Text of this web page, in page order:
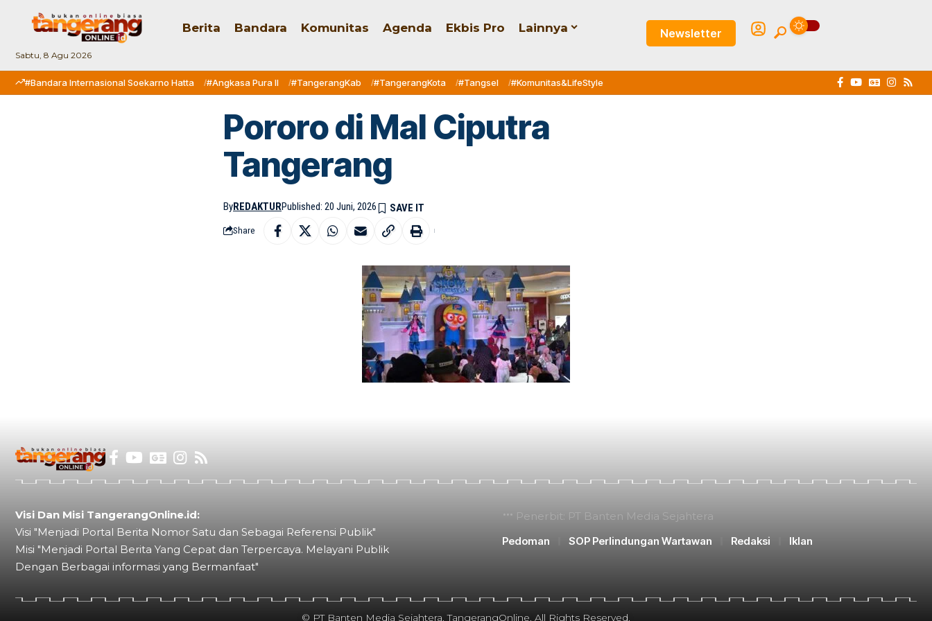
Sabtu, 8 Agu 2026
Berita Bandara Komunitas Agenda Ekbis Pro Lainnya Newsletter
#Bandara Internasional Soekarno Hatta #Angkasa Pura II #TangerangKab #TangerangKota #Tangsel #Komunitas&LifeStyle
Pororo di Mal Ciputra
Tangerang
ByREDAKTURPublished: 20 Juni, 2026
Share
Visi Dan Misi TangerangOnline.id:
Visi "Menjadi Portal Berita Nomor Satu dan Sebagai Referensi Publik"
Misi "Menjadi Portal Berita Yang Cepat dan Terpercaya. Melayani Publik
Dengan Berbagai informasi yang Bermanfaat"
Penerbit: PT Banten Media Sejahtera
Pedoman
SOP Perlindungan Wartawan Redaksi Iklan
© PT Banten Media Sejahtera. TangerangOnline. All Rights Reserved.